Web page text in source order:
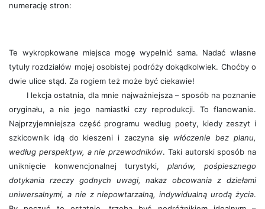
numerację stron:
Te wykropkowane miejsca mogę wypełnić sama. Nadać własne
tytuły rozdziałów mojej osobistej podróży dokądkolwiek. Choćby o
dwie ulice stąd. Za rogiem też może być ciekawie!
I lekcja ostatnia, dla mnie najważniejsza – sposób na poznanie
oryginału, a nie jego namiastki czy reprodukcji. To flanowanie.
Najprzyjemniejsza część programu według poety, kiedy zeszyt i
szkicownik idą do kieszeni i zaczyna się włóczenie bez planu,
według perspektyw, a nie przewodników. Taki autorski sposób na
uniknięcie konwencjonalnej turystyki, planów, pośpiesznego
dotykania rzeczy godnych uwagi, nakaz obcowania z dziełami
uniwersalnymi, a nie z niepowtarzalną, indywidualną urodą życia.